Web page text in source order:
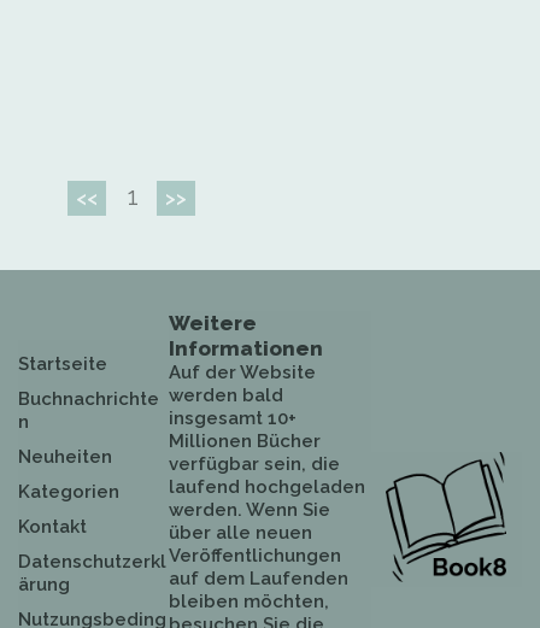
<< 1 >>
Startseite
Buchnachrichte
n
Neuheiten
Kategorien
Kontakt
Datenschutzerkl
ärung
Nutzungsbeding
Weitere
Informationen
Auf der Website
werden bald
insgesamt 10+
Millionen Bücher
verfügbar sein, die
laufend hochgeladen
werden. Wenn Sie
über alle neuen
Veröffentlichungen
auf dem Laufenden
bleiben möchten,